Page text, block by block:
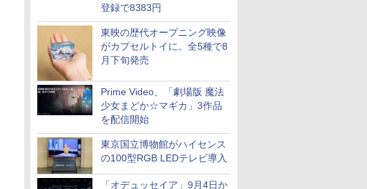
登録で8383円
東映の歴代オープニング映像
がカプセルトイに。全5種で8
月下旬発売
Prime Video、「劇場版 魔法
少女まどか☆マギカ」3作品
を配信開始
東京国立博物館がハイセンス
の100型RGB LEDテレビ導入
「オデュッセイア」9月4日か